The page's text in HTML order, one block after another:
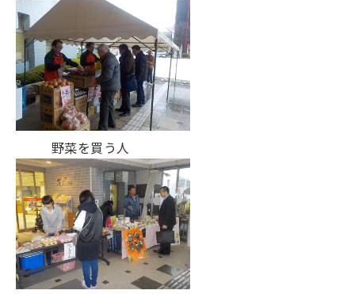
野菜を買う人